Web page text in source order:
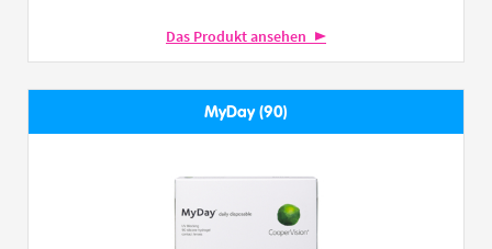
Das Produkt ansehen
MyDay (90)